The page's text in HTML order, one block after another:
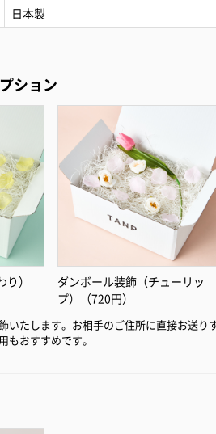
日本製
ション
）
ダンボール装飾（チューリッ
プ）（720円）
いたします。お相手のご住所に直接お送
もおすすめです。